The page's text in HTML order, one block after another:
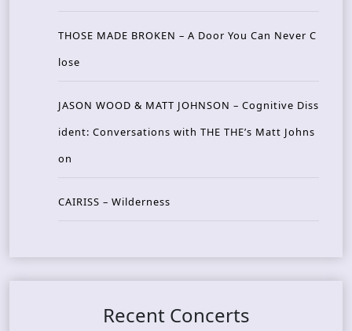
THOSE MADE BROKEN – A Door You Can Never C
lose
JASON WOOD & MATT JOHNSON – Cognitive Diss
ident: Conversations with THE THE’s Matt Johns
on
CAIRISS – Wilderness
Recent Concerts